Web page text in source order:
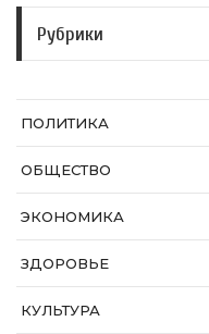
Рубрики
ПОЛИТИКА
ОБЩЕСТВО
ЭКОНОМИКА
ЗДОРОВЬЕ
КУЛЬТУРА